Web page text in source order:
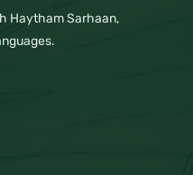
Haytham Sarhaan,